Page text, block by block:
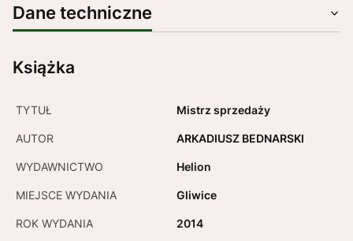
Dane techniczne
Książka
TYTUŁ Mistrz sprzedaży
AUTOR ARKADIUSZ BEDNARSKI
WYDAWNICTWO Helion
MIEJSCE WYDANIA Gliwice
ROK WYDANIA 2014